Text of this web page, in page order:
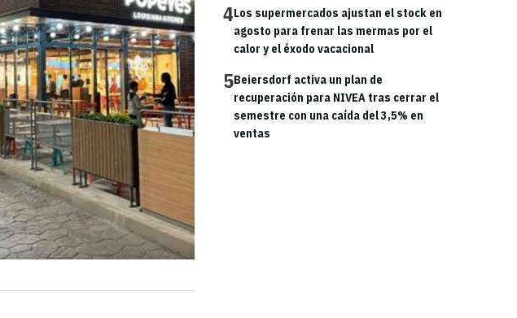
4Los supermercados ajustan el stock en
agosto para frenar las mermas por el
calor y el éxodo vacacional
5Beiersdorf activa un plan de
recuperación para NIVEA tras cerrar el
semestre con una caída del 3,5% en
ventas